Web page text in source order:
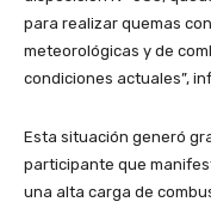
para realizar quemas
meteorológicas y de
condiciones actuales”,
Esta situación generó
participante que
una alta carga de